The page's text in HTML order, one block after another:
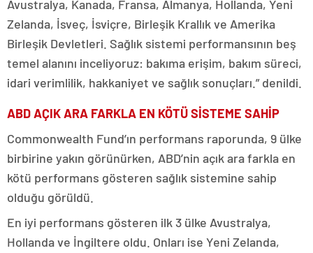
Avustralya, Kanada, Fransa, Almanya, Hollanda, Yeni
Zelanda, İsveç, İsviçre, Birleşik Krallık ve Amerika
Birleşik Devletleri. Sağlık sistemi performansının beş
temel alanını inceliyoruz: bakıma erişim, bakım süreci,
idari verimlilik, hakkaniyet ve sağlık sonuçları.” denildi.
ABD AÇIK ARA FARKLA EN KÖTÜ SİSTEME SAHİP
Commonwealth Fund’ın performans raporunda, 9 ülke
birbirine yakın görünürken, ABD’nin açık ara farkla en
kötü performans gösteren sağlık sistemine sahip
olduğu görüldü.
En iyi performans gösteren ilk 3 ülke Avustralya,
Hollanda ve İngiltere oldu. Onları ise Yeni Zelanda,